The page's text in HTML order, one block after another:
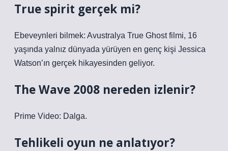
True spirit gerçek mi?
Ebeveynleri bilmek: Avustralya True Ghost filmi, 16
yaşında yalnız dünyada yürüyen en genç kişi Jessica
Watson’ın gerçek hikayesinden geliyor.
The Wave 2008 nereden izlenir?
Prime Video: Dalga.
Tehlikeli oyun ne anlatıyor?